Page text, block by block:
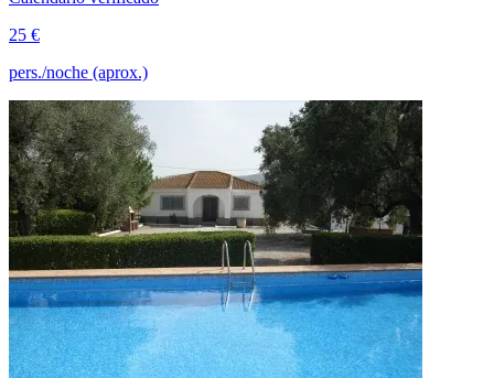
25 €
pers./noche (aprox.)